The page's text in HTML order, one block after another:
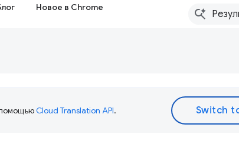
Новое в Chrome
Cloud Translation API.